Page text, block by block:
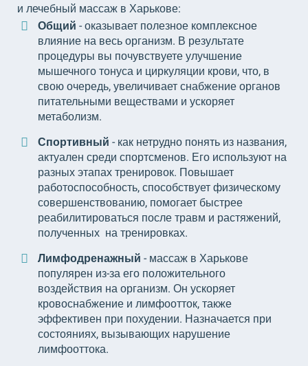
и лечебный массаж в Харькове:
Общий - оказывает полезное комплексное
влияние на весь организм. В результате
процедуры вы почувствуете улучшение
мышечного тонуса и циркуляции крови, что, в
свою очередь, увеличивает снабжение органов
питательными веществами и ускоряет
метаболизм.
Спортивный - как нетрудно понять из названия,
актуален среди спортсменов. Его используют на
разных этапах тренировок. Повышает
работоспособность, способствует физическому
совершенствованию, помогает быстрее
реабилитироваться после травм и растяжений,
полученных на тренировках.
Лимфодренажный - массаж в Харькове
популярен из-за его положительного
воздействия на организм. Он ускоряет
кровоснабжение и лимфоотток, также
эффективен при похудении. Назначается при
состояниях, вызывающих нарушение
лимфооттока.